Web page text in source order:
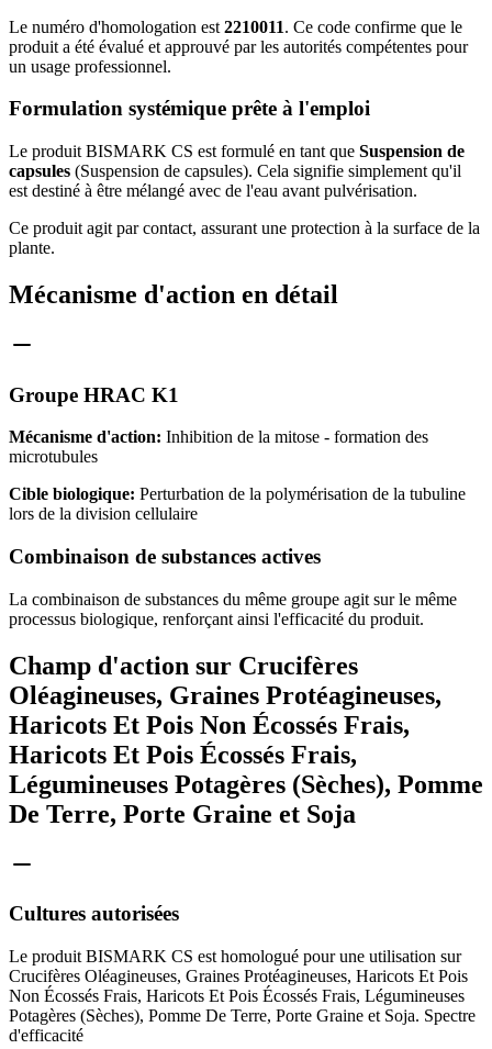
Le numéro d'homologation est 2210011. Ce code confirme que le
produit a été évalué et approuvé par les autorités compétentes pour
un usage professionnel.
Formulation systémique prête à l'emploi
Le produit BISMARK CS est formulé en tant que Suspension de
capsules (Suspension de capsules). Cela signifie simplement qu'il
est destiné à être mélangé avec de l'eau avant pulvérisation.
Ce produit agit par contact, assurant une protection à la surface de la
plante.
Mécanisme d'action en détail
Groupe HRAC K1
Mécanisme d'action: Inhibition de la mitose - formation des
microtubules
Cible biologique: Perturbation de la polymérisation de la tubuline
lors de la division cellulaire
Combinaison de substances actives
La combinaison de substances du même groupe agit sur le même
processus biologique, renforçant ainsi l'efficacité du produit.
Champ d'action sur Crucifères
Oléagineuses, Graines Protéagineuses,
Haricots Et Pois Non Écossés Frais,
Haricots Et Pois Écossés Frais,
Légumineuses Potagères (Sèches), Pomme
De Terre, Porte Graine et Soja
Cultures autorisées
Le produit BISMARK CS est homologué pour une utilisation sur
Crucifères Oléagineuses, Graines Protéagineuses, Haricots Et Pois
Non Écossés Frais, Haricots Et Pois Écossés Frais, Légumineuses
Potagères (Sèches), Pomme De Terre, Porte Graine et Soja. Spectre
d'efficacité